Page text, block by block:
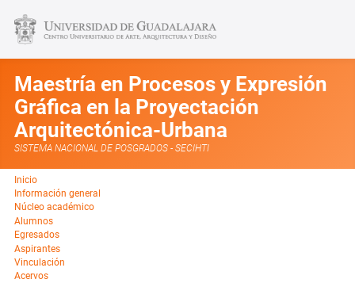
Maestría en Procesos y Expresión
Gráfica en la Proyectación
Arquitectónica-Urbana
SISTEMA NACIONAL DE POSGRADOS - SECIHTI
Inicio
Información general
Núcleo académico
Alumnos
Egresados
Aspirantes
Vinculación
Acervos